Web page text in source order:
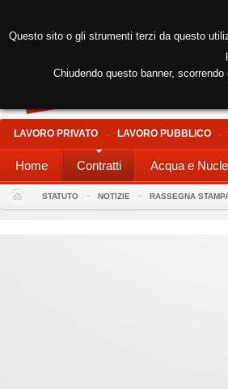
LAVORO PRIVATO LAVORO PUBBLICO
Home Contratti Acqua e
STATUTO NOTIZIE RASSEGNA
Questo sito o gli strumenti terzi da questo
Chiudendo questo banner,